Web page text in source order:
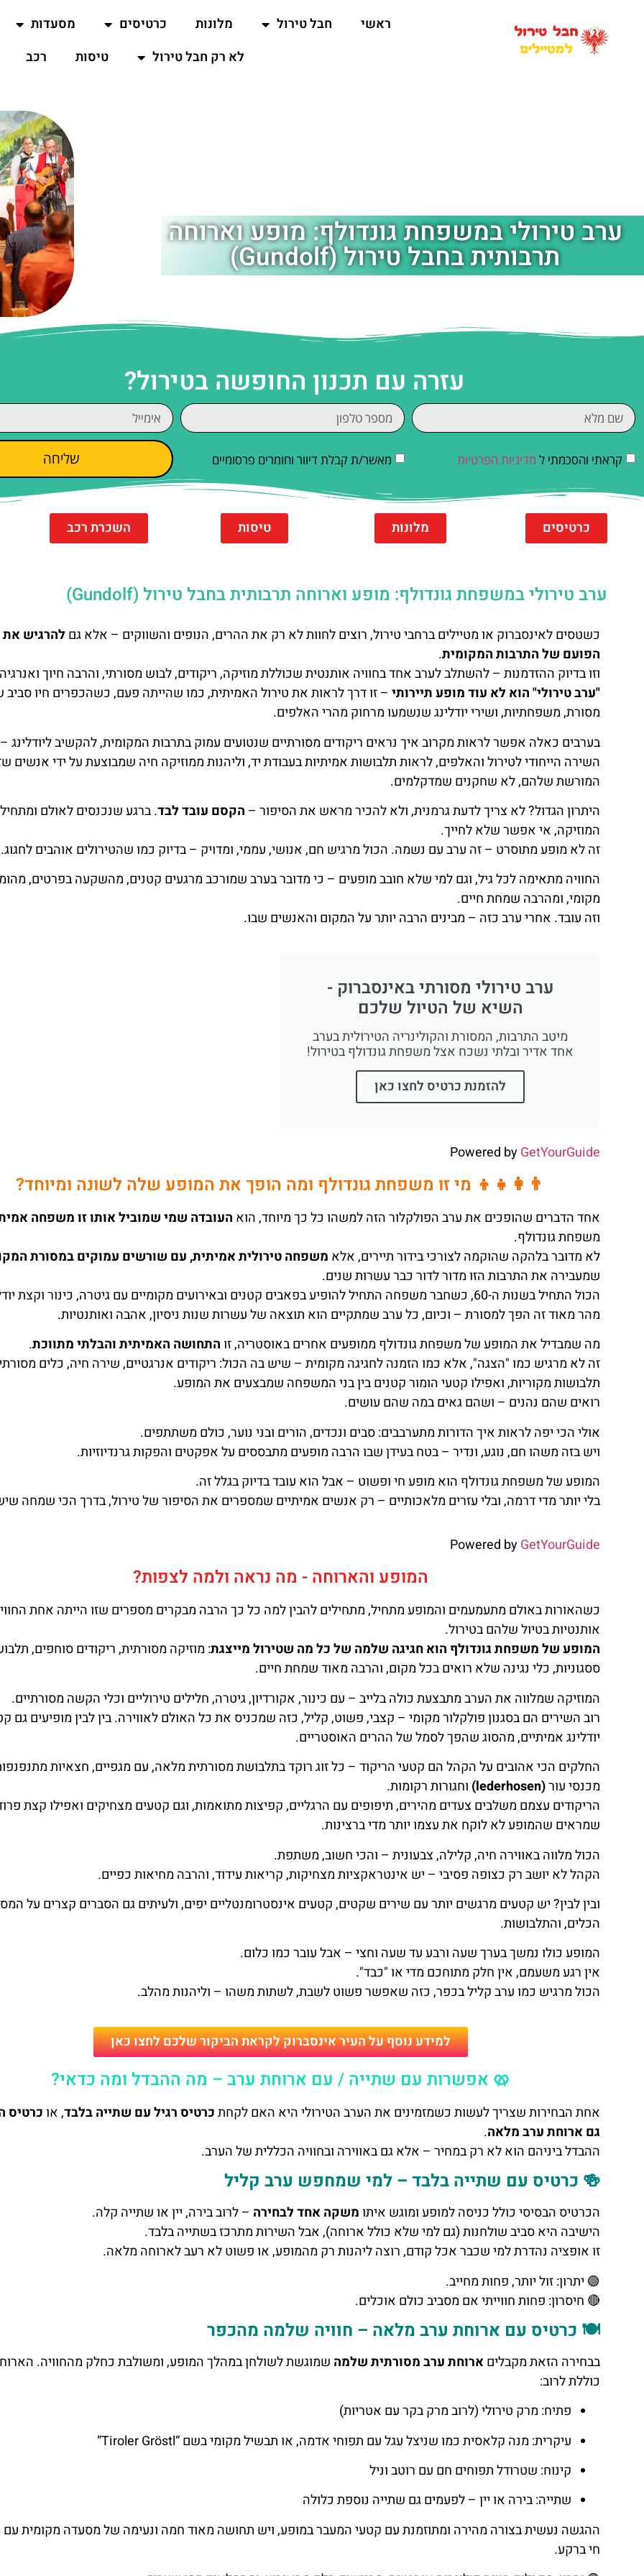
ראשי חבל טירול מלונות כרטיסים מסעדות
לא רק חבל טירול
טיסות רכב
ערב טירולי במשפחת גונדולף: מופע וארוחה
תרבותית בחבל טירול (Gundolf)
עזרה עם תכנון החופשה בטירול?
קראתי והסכמתי ל מדיניות הפרטיות מאשר/ת קבלת דיוור וחומרים פרסומיים שליחה
כרטיסים מלונות טיסות השכרת רכב
ערב טירולי במשפחת גונדולף: מופע וארוחה תרבותית בחבל טירול (Gundolf)
כשטסים לאינסברוק או מטיילים ברחבי טירול, רוצים לחוות לא רק את ההרים, הנופים והשווקים – אלא גםלהרגיש
הפועם של התרבות המקומית.
וזו בדיוק ההזדמנות – להשתלב לערב אחד בחוויה אותנטית שכוללת מוזיקה, ריקודים, לבוש מסורתי, והרבה חיוך
"ערב טירולי" הוא לא עוד מופע תיירותי– זו דרך לראות את טירול האמיתית, כמו שהייתה פעם, כשהכפרים חיו
מסורת, משפחתיות, ושירי יודלינג שנשמעו מרחוק מהרי האלפים.
בערבים כאלה אפשר לראות מקרוב איך נראים ריקודים מסורתיים שנטועים עמוק בתרבות המקומית, להקשיב ליודלינג –
השירה הייחודי לטירול והאלפים, לראות תלבושות אמיתיות בעבודת יד, וליהנות ממוזיקה חיה שמבוצעת על ידי אנשים
המורשת שלהם, לא שחקנים שמדקלמים.
היתרון הגדול? לא צריך לדעת גרמנית, ולא להכיר מראש את הסיפור – הקסם עובד לבד. ברגע שנכנסים לאולם
המוזיקה, אי אפשר שלא לחייך.
זה לא מופע מתוסרט – זה ערב עם נשמה. הכול מרגיש חם, אנושי, עממי, ומדויק – בדיוק כמו שהטירולים אוהבים לחגוג.
החוויה מתאימה לכל גיל, וגם למי שלא חובב מופעים – כי מדובר בערב שמורכב מרגעים קטנים, מהשקעה בפרטים,
מקומי, ומהרבה שמחת חיים.
וזה עובד. אחרי ערב כזה – מבינים הרבה יותר על המקום והאנשים שבו.
ערב טירולי מסורתי באינסברוק -
השיא של הטיול שלכם
מיטב התרבות, המסורת והקולינריה הטירולית בערב
אחד אדיר ובלתי נשכח אצל משפחת גונדולף בטירול!
להזמנת כרטיס לחצו כאן
Powered byGetYourGuide
👨‍👩‍👧‍👦 מי זו משפחת גונדולף ומה הופך את המופע שלה לשונה ומיוחד?
אחד הדברים שהופכים את ערב הפולקלור הזה למשהו כל כך מיוחד, הוא העובדה שמי שמוביל אותו זו משפחה
משפחת גונדולף.
לא מדובר בלהקה שהוקמה לצורכי בידור תיירים, אלא משפחה טירולית אמיתית, עם שורשים עמוקים במסורת
שמעבירה את התרבות הזו מדור לדור כבר עשרות שנים.
הכול התחיל בשנות ה-60, כשחבר משפחה התחיל להופיע בפאבים קטנים ובאירועים מקומיים עם גיטרה, כינור וקצת
מהר מאוד זה הפך למסורת – וכיום, כל ערב שמתקיים הוא תוצאה של עשרות שנות ניסיון, אהבה ואותנטיות.
מה שמבדיל את המופע של משפחת גונדולף ממופעים אחרים באוסטריה, זוהתחושה האמיתית והבלתי מתווכת.
זה לא מרגיש כמו "הצגה", אלא כמו הזמנה לחגיגה מקומית – שיש בה הכול: ריקודים אנרגטיים, שירה חיה, כלים
תלבושות מקוריות, ואפילו קטעי הומור קטנים בין בני המשפחה שמבצעים את המופע.
רואים שהם נהנים – ושהם גאים במה שהם עושים.
אולי הכי יפה לראות איך הדורות מתערבבים: סבים ונכדים, הורים ובני נוער, כולם משתתפים.
ויש בזה משהו חם, נוגע, ונדיר – בטח בעידן שבו הרבה מופעים מתבססים על אפקטים והפקות גרנדיוזיות.
המופע של משפחת גונדולף הוא מופע חי ופשוט – אבל הוא עובד בדיוק בגלל זה.
בלי יותר מדי דרמה, ובלי עזרים מלאכותיים – רק אנשים אמיתיים שמספרים את הסיפור של טירול, בדרך הכי שמחה
Powered byGetYourGuide
המופע והארוחה - מה נראה ולמה לצפות?
כשהאורות באולם מתעמעמים והמופע מתחיל, מתחילים להבין למה כל כך הרבה מבקרים מספרים שזו הייתה אחת
אותנטיות בטיול שלהם בטירול.
המופע של משפחת גונדולף הוא חגיגה שלמה של כל מה שטירול מייצגת: מוזיקה מסורתית, ריקודים סוחפים,
ססגוניות, כלי נגינה שלא רואים בכל מקום, והרבה מאוד שמחת חיים.
המוזיקה שמלווה את הערב מתבצעת כולה בלייב – עם כינור, אקורדיון, גיטרה, חלילים טירוליים וכלי הקשה מסורתיים.
רוב השירים הם בסגנון פולקלור מקומי – קצבי, פשוט, קליל, כזה שמכניס את כל האולם לאווירה. בין לבין מופיעים גם
יודלינג אמיתיים, מהסוג שהפך לסמל של ההרים האוסטריים.
החלקים הכי אהובים על הקהל הם קטעי הריקוד – כל זוג רוקד בתלבושת מסורתית מלאה, עם מגפיים, חצאיות
מכנסי עור(lederhosen)
וחגורות רקומות.
הריקודים עצמם משלבים צעדים מהירים, תיפופים עם הרגליים, קפיצות מתואמות, וגם קטעים מצחיקים ואפילו קצת
שמראים שהמופע לא לוקח את עצמו יותר מדי ברצינות.
הכול מלווה באווירה חיה, קלילה, צבעונית – והכי חשוב, משתפת.
הקהל לא יושב רק כצופה פסיבי – יש אינטראקציות מצחיקות, קריאות עידוד, והרבה מחיאות כפיים.
ובין לבין? יש קטעים מרגשים יותר עם שירים שקטים, קטעים אינסטרומנטליים יפים, ולעיתים גם הסברים קצרים על
הכלים, והתלבושות.
המופע כולו נמשך בערך שעה ורבע עד שעה וחצי – אבל עובר כמו כלום.
אין רגע משעמם, אין חלק מתוחכם מדי או "כבד".
הכול מרגיש כמו ערב קליל בכפר, כזה שאפשר פשוט לשבת, לשתות משהו – וליהנות מהלב.
למידע נוסף על העיר אינסברוק לקראת הביקור שלכם לחצו כאן
🥨 אפשרות עם שתייה / עם ארוחת ערב – מה ההבדל ומה כדאי?
אחת הבחירות שצריך לעשות כשמזמינים את הערב הטירולי היא האם לקחתכרטיס רגיל עם שתייה בלבד, אוכרטיס
גם ארוחת ערב מלאה.
ההבדל ביניהם הוא לא רק במחיר – אלא גם באווירה ובחוויה הכללית של הערב.
🍻 כרטיס עם שתייה בלבד – למי שמחפש ערב קליל
הכרטיס הבסיסי כולל כניסה למופע ומוגש איתומשקה אחד לבחירה – לרוב בירה, יין או שתייה קלה.
הישיבה היא סביב שולחנות (גם למי שלא כולל ארוחה), אבל השירות מתרכז בשתייה בלבד.
זו אופציה נהדרת למי שכבר אכל קודם, רוצה ליהנות רק מהמופע, או פשוט לא רעב לארוחה מלאה.
🟢 יתרון: זול יותר, פחות מחייב.
🔴 חיסרון: פחות חווייתי אם מסביב כולם אוכלים.
🍽️ כרטיס עם ארוחת ערב מלאה – חוויה שלמה מהכפר
בבחירה הזאת מקבליםארוחת ערב מסורתית שלמה שמוגשת לשולחן במהלך המופע, ומשולבת כחלק מהחוויה.
כוללת לרוב:
פתיח: מרק טירולי (לרוב מרק בקר עם אטריות)
עיקרית: מנה קלאסית כמו שניצל עגל עם תפוחי אדמה, או תבשיל מקומי בשם “Tiroler Gröstl”
קינוח: שטרודל תפוחים חם עם רוטב וניל
שתייה: בירה או יין – לפעמים גם שתייה נוספת כלולה
ההגשה נעשית בצורה מהירה ומתוזמנת עם קטעי המעבר במופע, ויש תחושה מאוד חמה ונעימה של מסעדה מקומית עם
חי ברקע.